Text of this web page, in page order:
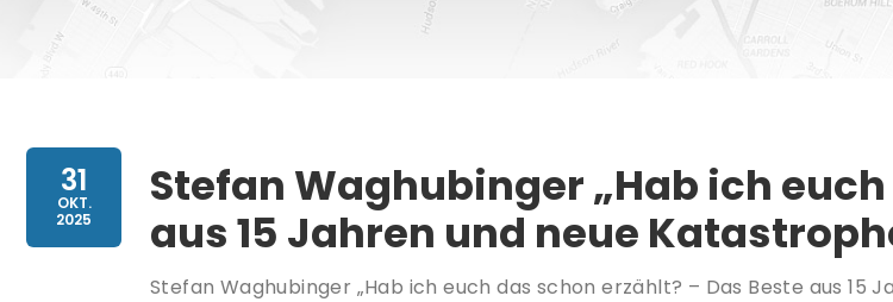
31
OKT.
2025
Stefan Waghubinger „Hab ich
aus 15 Jahren und neue
Stefan Waghubinger „Hab ich euch das schon erzählt? – Das Beste aus 15